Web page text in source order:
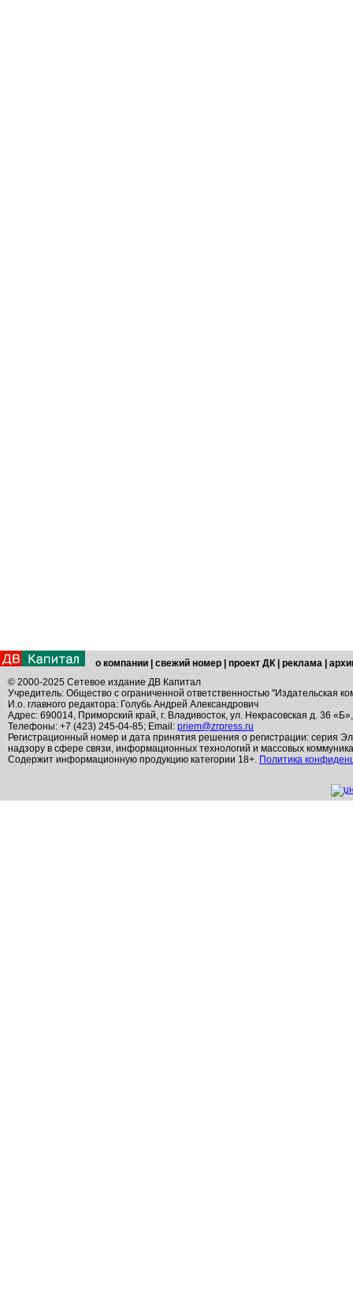
о компании свежий номер проект ДК реклама
© 2000-2025 Сетевое издание ДВ Капитал
Учредитель: Общество с ограниченной ответственностью "Издательская
И.о. главного редактора: Голубь Андрей Александрович
Адрес: 690014, Приморский край, г. Владивосток, ул. Некрасовская д. 36
Телефоны: +7 (423) 245-04-85; Email: priem@zrpress.ru
Регистрационный номер и дата принятия решения о регистрации: серия
надзору в сфере связи, информационных технологий и массовых
Содержит информационную продукцию категории 18+. Политика